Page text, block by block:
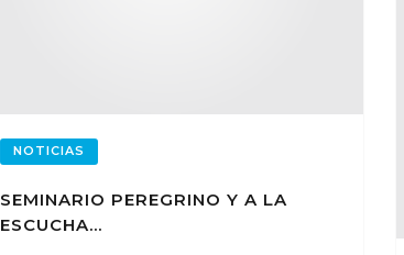
NOTICIAS
SEMINARIO PEREGRINO Y A LA
ESCUCHA…